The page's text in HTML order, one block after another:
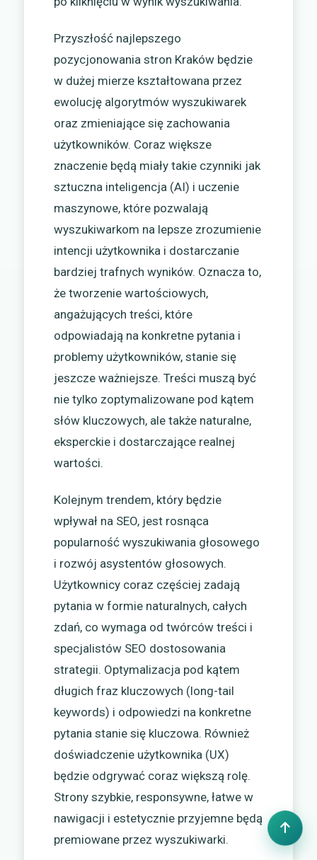
Przyszłość najlepszego
pozycjonowania stron Kraków będzie
w dużej mierze kształtowana przez
ewolucję algorytmów wyszukiwarek
oraz zmieniające się zachowania
użytkowników. Coraz większe
znaczenie będą miały takie czynniki jak
sztuczna inteligencja (AI) i uczenie
maszynowe, które pozwalają
wyszukiwarkom na lepsze zrozumienie
intencji użytkownika i dostarczanie
bardziej trafnych wyników. Oznacza to,
że tworzenie wartościowych,
angażujących treści, które
odpowiadają na konkretne pytania i
problemy użytkowników, stanie się
jeszcze ważniejsze. Treści muszą być
nie tylko zoptymalizowane pod kątem
słów kluczowych, ale także naturalne,
eksperckie i dostarczające realnej
wartości.
Kolejnym trendem, który będzie
wpływał na SEO, jest rosnąca
popularność wyszukiwania głosowego
i rozwój asystentów głosowych.
Użytkownicy coraz częściej zadają
pytania w formie naturalnych, całych
zdań, co wymaga od twórców treści i
specjalistów SEO dostosowania
strategii. Optymalizacja pod kątem
długich fraz kluczowych (long-tail
keywords) i odpowiedzi na konkretne
pytania stanie się kluczowa. Również
doświadczenie użytkownika (UX)
będzie odgrywać coraz większą rolę.
Strony szybkie, responsywne, łatwe w
nawigacji i estetycznie przyjemne będą
premiowane przez wyszukiwarki.